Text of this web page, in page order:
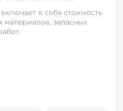
в себя стоимость
материалов, запасных